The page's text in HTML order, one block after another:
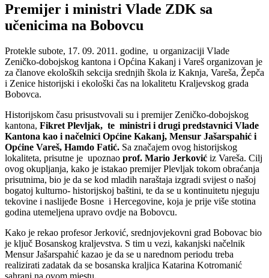
Premijer i ministri Vlade ZDK sa
učenicima na Bobovcu
Protekle subote, 17. 09. 2011. godine, u organizaciji Vlade
Zeničko-dobojskog kantona i Općina Kakanj i Vareš organizovan je
za članove ekoloških sekcija srednjih škola iz Kaknja, Vareša, Žepča
i Zenice historijski i ekološki čas na lokalitetu Kraljevskog grada
Bobovca.
Historijskom času prisustvovali su i premijer Zeničko-dobojskog
kantona, Fikret Plevljak, te ministri i drugi predstavnici Vlade
Kantona kao i načelnici Općine Kakanj, Mensur Jašarspahić i
Općine Vareš, Hamdo Fatić. Sa značajem ovog historijskog
lokaliteta, prisutne je upoznao prof. Mario Jerković iz Vareša. Cilj
ovog okupljanja, kako je istakao premijer Plevljak tokom obraćanja
prisutnima, bio je da se kod mladih naraštaja izgradi svijest o našoj
bogatoj kulturno- historijskoj baštini, te da se u kontinuitetu njeguju
tekovine i naslijeđe Bosne i Hercegovine, koja je prije više stotina
godina utemeljena upravo ovdje na Bobovcu.
Kako je rekao profesor Jerković, srednjovjekovni grad Bobovac bio
je ključ Bosanskog kraljevstva. S tim u vezi, kakanjski načelnik
Mensur Jašarspahić kazao je da se u narednom periodu treba
realizirati zadatak da se bosanska kraljica Katarina Kotromanić
sahrani na ovom mjestu.